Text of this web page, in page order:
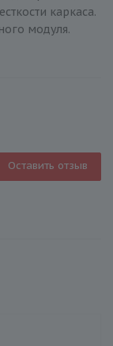
каркаса.
модуля.
Оставить отзыв